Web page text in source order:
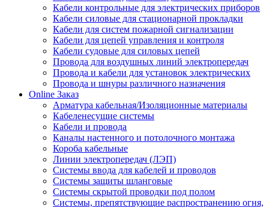
Кабели контрольные для электрических приборов
Кабели силовые для стационарной прокладки
Кабели для систем пожарной сигнализации
Кабели для цепей управления и контроля
Кабели судовые для силовых цепей
Провода для воздушных линий электропередач
Провода и кабели для установок электрических
Провода и шнуры различного назначения
Online Заказ
Арматура кабельная/Изоляционные материалы
Кабеленесущие системы
Кабели и провода
Каналы настенного и потолочного монтажа
Короба кабельные
Линии электропередач (ЛЭП)
Системы ввода для кабелей и проводов
Системы защиты шланговые
Системы скрытой проводки под полом
Системы, препятствующие распространению огня,